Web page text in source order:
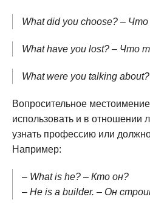
What did you choose? –
What have you lost? – Что
What were you talking
Вопросительное местоимение
использовать и в отношении
узнать профессию или
Например:
– What is he? – Кто он?
– He is a builder. – Он